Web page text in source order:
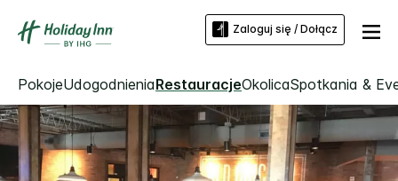
Zaloguj się / Dołącz
PokojeUdogodnieniaRestauracjeOkolicaSpotkania &